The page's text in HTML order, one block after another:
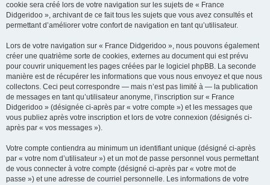
cookie sera créé lors de votre navigation sur les sujets de « France
Didgeridoo », archivant de ce fait tous les sujets que vous avez consultés et
permettant d’améliorer votre confort de navigation en tant qu’utilisateur.
Lors de votre navigation sur « France Didgeridoo », nous pouvons également
créer une quatrième sorte de cookies, externes au document qui est prévu
pour couvrir uniquement les pages créées par le logiciel phpBB. La seconde
manière est de récupérer les informations que vous nous envoyez et que nous
collectons. Ceci peut correspondre — mais n’est pas limité à — la publication
de messages en tant qu’utilisateur anonyme, l’inscription sur « France
Didgeridoo » (désignée ci-après par « votre compte ») et les messages que
vous publiez après votre inscription et lors de votre connexion (désignés ci-
après par « vos messages »).
Votre compte contiendra au minimum un identifiant unique (désigné ci-après
par « votre nom d’utilisateur ») et un mot de passe personnel vous permettant
de vous connecter à votre compte (désigné ci-après par « votre mot de
passe ») et une adresse de courriel personnelle. Les informations de votre